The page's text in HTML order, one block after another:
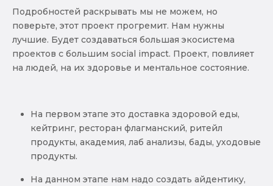
Подробностей раскрывать мы не можем, но
поверьте, этот проект прогремит. Нам нужны
лучшие. Будет создаваться большая экосистема
проектов с большим social impact. Проект, повлияет
на людей, на их здоровье и ментальное состояние.
На первом этапе это доставка здоровой еды,
кейтринг, ресторан флагманский, ритейл
продукты, академия, лаб анализы, бады, уходовые
продукты.
На данном этапе нам надо создать айдентику,